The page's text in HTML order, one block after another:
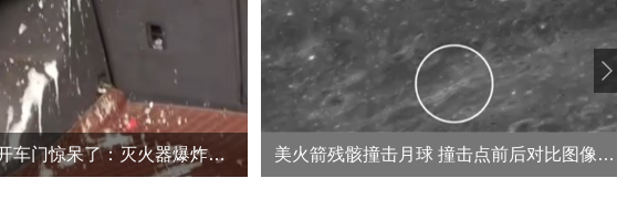
车主高温天打开车门惊呆了：灭火器爆炸，车里全是白色液体 美火箭残骸撞击月球 撞击点前后对比图像公布